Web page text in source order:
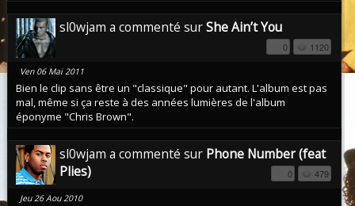
sl0wjam a commenté surShe Ain’t You
0 1120
Ven 06 Mai 2011
Bien le clip sans être un "classique" pour autant. L'album est pas
mal, même si ça reste à des années lumières de l'album
éponyme "Chris Brown".
sl0wjam a commenté sur Phone Number (feat
Plies)
0 479
Jeu 26 Aou 2010